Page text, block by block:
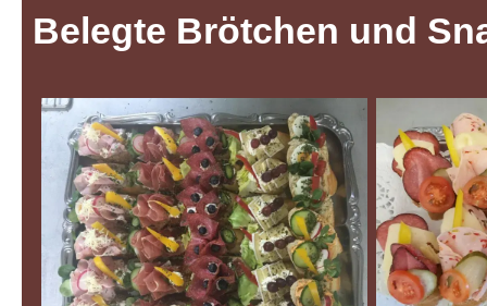
Belegte Brötchen und